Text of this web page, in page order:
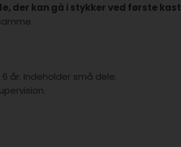
der kan gå i stykker ved første kast
år. Indeholder små dele.